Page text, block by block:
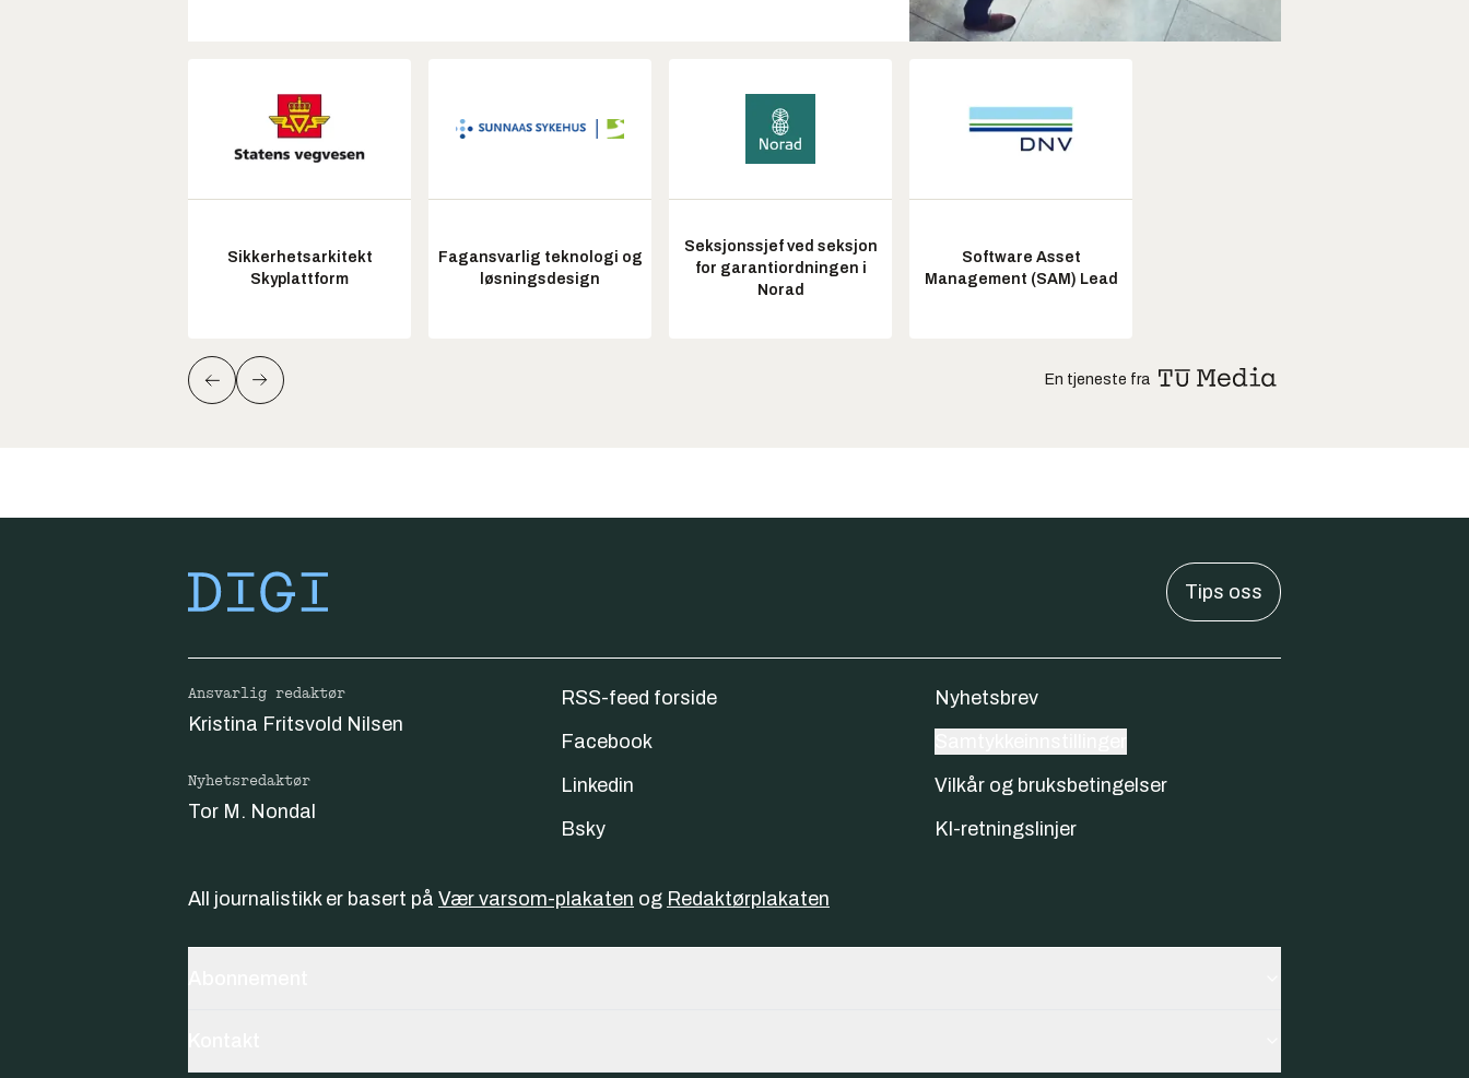
Sikkerhetsarkitekt
Skyplattform
Fagansvarlig teknologi og
løsningsdesign
Seksjonssjef ved seksjon
for garantiordningen i
Norad
Software Asset
Management (SAM) Lead
En tjeneste fra
Tips oss
Ansvarlig redaktør
Kristina Fritsvold Nilsen
Nyhetsredaktør
Tor M. Nondal
RSS-feed forside
Facebook
Linkedin
Bsky
Nyhetsbrev
Vilkår og bruksbetingelser
KI-retningslinjer
All journalistikk er basert på Vær varsom-plakaten og Redaktørplakaten